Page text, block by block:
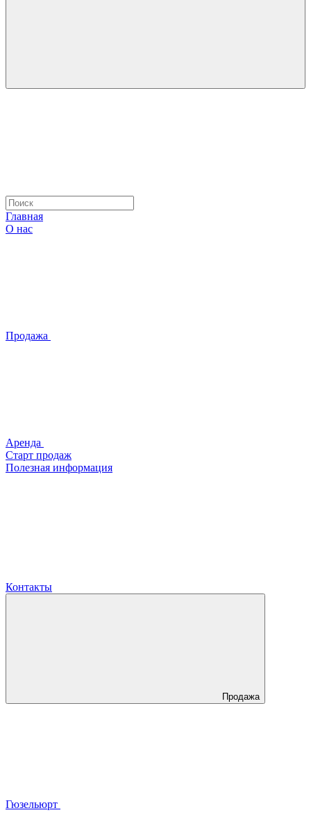
Главная
О нас
Продажа
Аренда
Старт продаж
Полезная информация
Контакты
Продажа
Гюзельюрт